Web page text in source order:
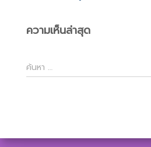
ความเห็นล่าสุด
ค้
น
ห
ค้นหา …